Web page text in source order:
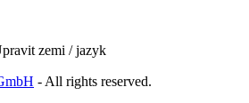
zemi / jazyk
- All rights reserved.